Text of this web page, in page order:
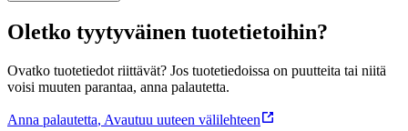
Oletko tyytyväinen tuotetietoihin?
Ovatko tuotetiedot riittävät? Jos tuotetiedoissa on puutteita tai niitä
voisi muuten parantaa, anna palautetta.
Anna palautetta, Avautuu uuteen välilehteen